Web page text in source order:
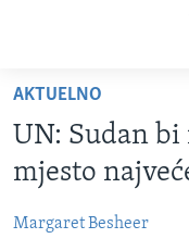
glavni
sadržaj
Pređi
na
glavnu
navigaciju
TV PROGRAM
FOTOGRAFIJE DANA
VIJESTI
AKTUELNO
UN: Sudan bi
mjesto
Margaret Besheer